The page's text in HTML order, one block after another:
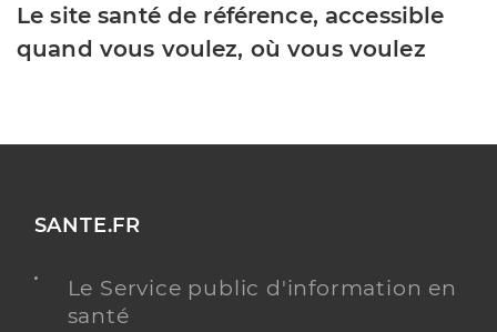
Le site santé de référence, accessible
quand vous voulez, où vous voulez
SANTE.FR
Le Service public d'information en
santé